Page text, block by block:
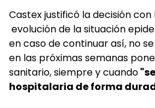
Castex justificó la decisión
evolución de la situación
en caso de continuar así, no
en las próximas semanas
sanitario, siempre y cuando
hospitalaria de forma